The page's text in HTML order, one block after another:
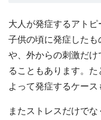
大人が発症するアトピ
子供の頃に発症した
や、外からの刺激だ
ることもあります。
よって発症するケース
またストレスだけで